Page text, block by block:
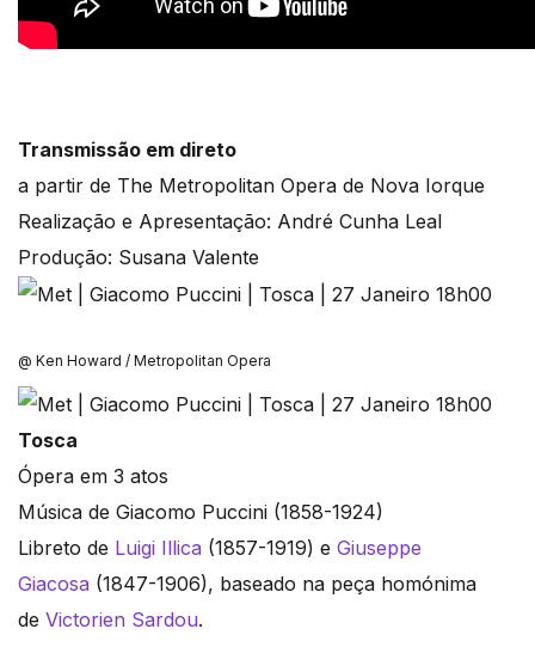
Transmissão em direto
a partir de The Metropolitan Opera de Nova Iorque
Realização e Apresentação: André Cunha Leal
Produção: Susana Valente
@ Ken Howard / Metropolitan Opera
Tosca
Ópera em 3 atos
Música de Giacomo Puccini (1858-1924)
Libreto de Luigi Illica (1857-1919) e Giuseppe
Giacosa (1847-1906), baseado na peça homónima
de Victorien Sardou.